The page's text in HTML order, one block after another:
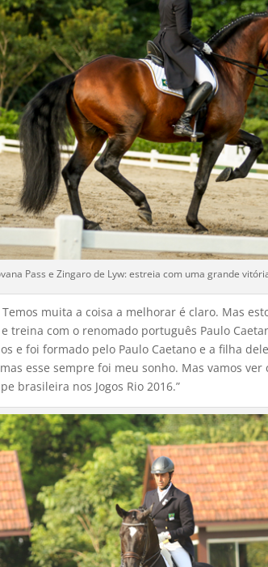
Pass e Zingaro de Lyw: estreia com uma grande
muita a coisa a melhorar é claro. Mas
treina com o renomado português Paulo
e foi formado pelo Paulo Caetano e a filha
esse sempre foi meu sonho. Mas vamos
brasileira nos Jogos Rio 2016.”